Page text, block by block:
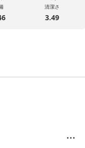
清潔さ
3.49